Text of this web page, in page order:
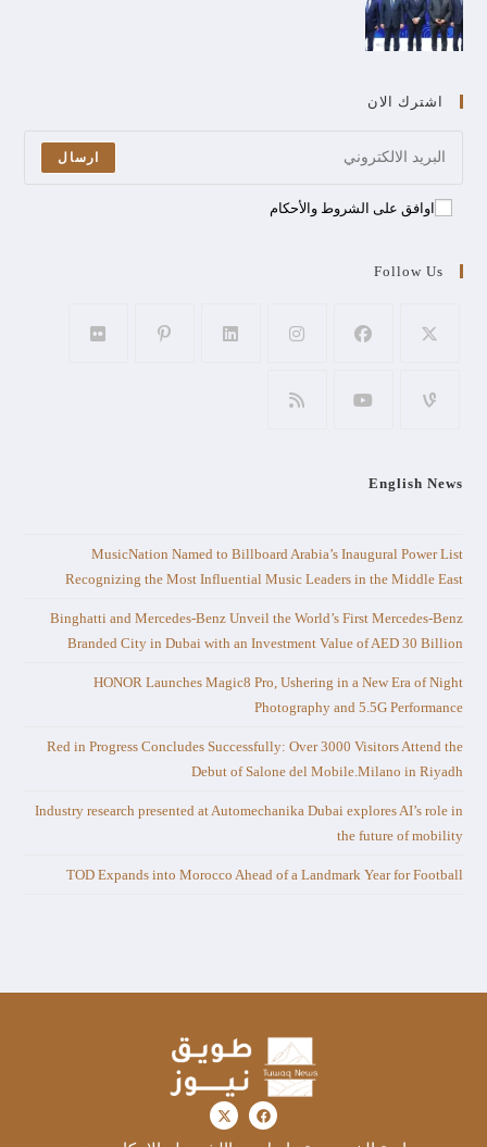
اشترك الان
ارسال
اوافق على الشروط والأحكام
Follow Us
English News
MusicNation Named to Billboard Arabia’s Inaugural Power List
Recognizing the Most Influential Music Leaders in the Middle East
Binghatti and Mercedes-Benz Unveil the World’s First Mercedes-Benz
Branded City in Dubai with an Investment Value of AED 30 Billion
HONOR Launches Magic8 Pro, Ushering in a New Era of Night
Photography and 5.5G Performance
Red in Progress Concludes Successfully: Over 3000 Visitors Attend the
Debut of Salone del Mobile.Milano in Riyadh
Industry research presented at Automechanika Dubai explores AI’s role in
the future of mobility
TOD Expands into Morocco Ahead of a Landmark Year for Football